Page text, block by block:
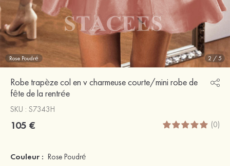
Rose Poudré 2 /5
Robe trapèze col en v charmeuse courte/mini robe de
fête de la rentrée
SKU : S7343H
105 € (0)
Couleur : Rose Poudré